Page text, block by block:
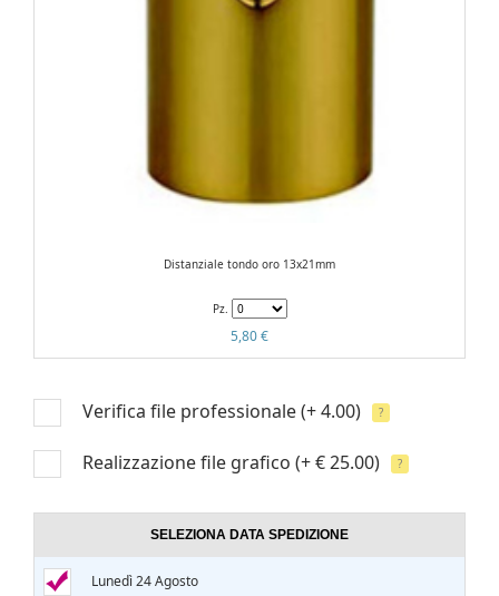
Distanziale tondo oro 13x21mm
Pz.
5,80 €
Verifica file professionale(+ 4.00) ?
Realizzazione file grafico (+ € 25.00) ?
SELEZIONA DATA SPEDIZIONE
Lunedì 24 Agosto